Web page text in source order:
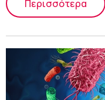
Περισσότερα